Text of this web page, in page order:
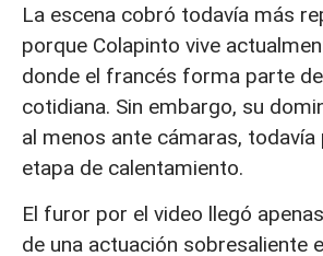
La escena cobró todavía más
porque Colapinto vive
donde el francés forma parte
cotidiana. Sin embargo, su
al menos ante cámaras, todavía
etapa de calentamiento.
El furor por el video llegó
de una actuación sobresaliente